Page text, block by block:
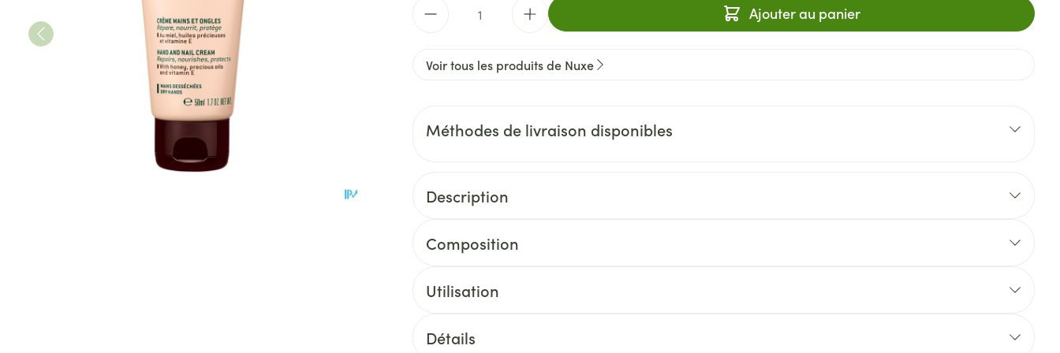
Ajouter au panier
Voir tous les produits de Nuxe
Méthodes de livraison disponibles
Description
Composition
Utilisation
Détails